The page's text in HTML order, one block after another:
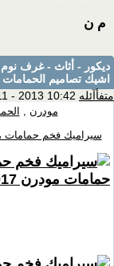
م ن
ديكور - أثاث - غرف نوم -
اشيك تصاميم الحمامات
متفأآئله
مودرن ,
سيراميك فخم حمامات ،